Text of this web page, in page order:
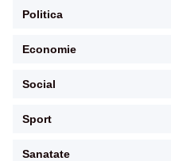
Politica
Economie
Social
Sport
Sanatate